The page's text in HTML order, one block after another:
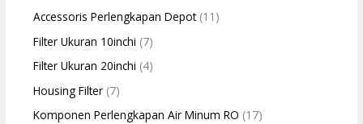
Accessoris Perlengkapan Depot(11)
Filter Ukuran 10inchi (7)
Filter Ukuran 20inchi (4)
Housing Filter (7)
Komponen Perlengkapan Air Minum RO (17)